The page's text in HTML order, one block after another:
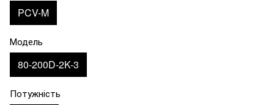
PCV-M
Модель
80-200D-2K-3
Потужність